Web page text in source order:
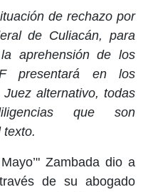
de rechazo por
de Culiacán, para
aprehensión de los
presentará en los
alternativo, todas
que son
texto.
Zambada dio a
de su abogado